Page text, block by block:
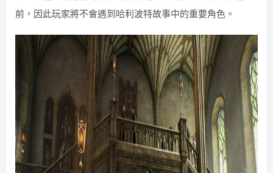
前，因此玩家將不會遇到哈利波特故事中的重要角色。